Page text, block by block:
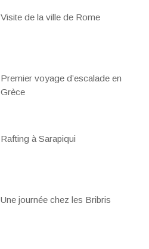
Visite de la ville de Rome
Premier voyage d’escalade en
Grèce
Rafting à Sarapiqui
Une journée chez les Bribris